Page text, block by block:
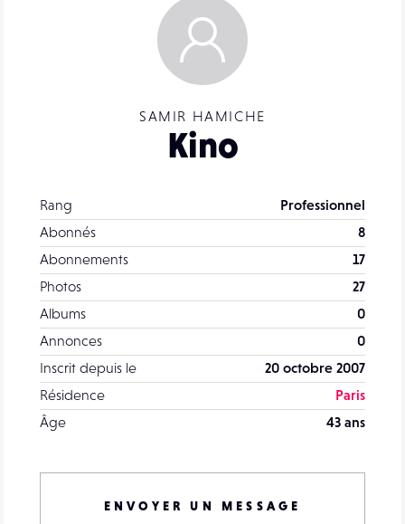
SAMIR HAMICHE
Kino
Rang
Professionnel
Abonnés
8
Abonnements
17
Photos
27
Albums
0
Annonces
0
Inscrit depuis le
20 octobre 2007
Résidence
Paris
Âge
43 ans
ENVOYER UN MESSAGE